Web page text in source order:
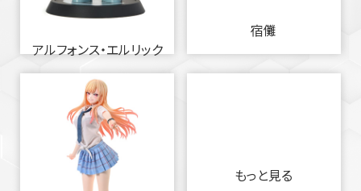
アルフォンス・エルリック
宿儺
もっと見る